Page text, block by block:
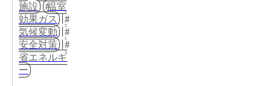
施設
温室
効果ガス
気候変動
安全対策
省エネルギ
ー